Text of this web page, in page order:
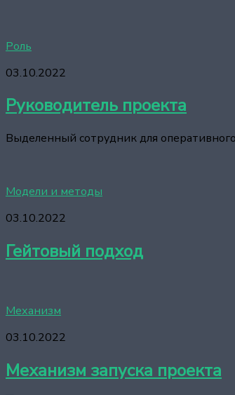
Роль
03.10.2022
Руководитель проекта
Выделенный сотрудник для
Модели и методы
03.10.2022
Гейтовый подход
Механизм
03.10.2022
Механизм запуска проекта